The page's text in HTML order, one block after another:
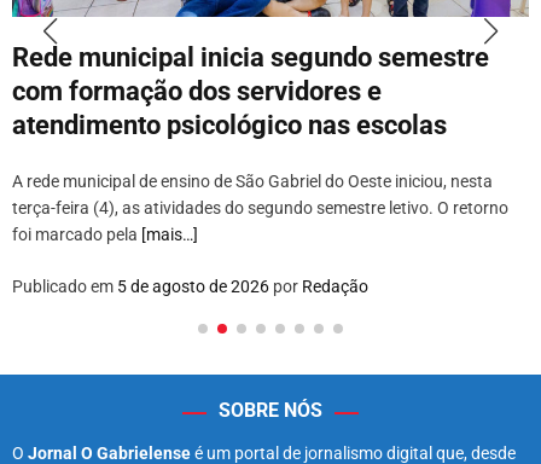
Rede municipal inicia segundo semestre
com formação dos servidores e
atendimento psicológico nas escolas
A rede municipal de ensino de São Gabriel do Oeste iniciou, nesta
terça-feira (4), as atividades do segundo semestre letivo. O retorno
foi marcado pela [mais…]
Publicado em 5 de agosto de 2026 por Redação
SOBRE NÓS
O Jornal O Gabrielenseé um portal de jornalismo digital que, desde